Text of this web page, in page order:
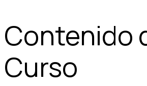
Contenido
Curso